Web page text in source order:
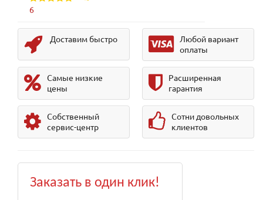
6
Доставим быстро
Любой вариант
оплаты
Самые низкие
цены
Расширенная
гарантия
Собственный
сервис-центр
Сотни довольных
клиентов
Заказать в один клик!